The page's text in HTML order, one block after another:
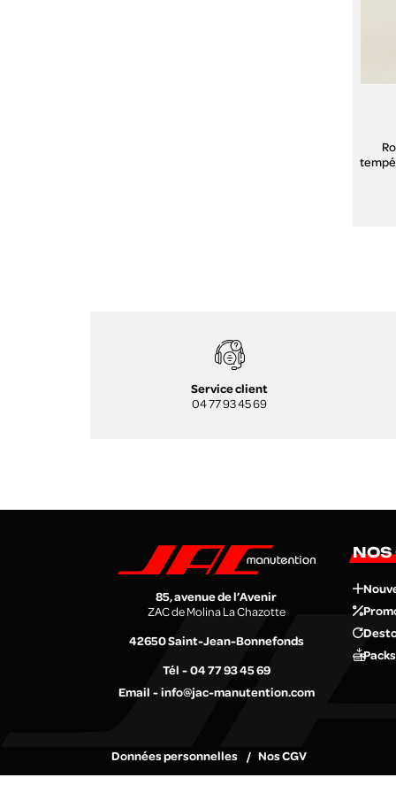
Service client
04 77 93 45 69
85, avenue de l’Avenir
ZAC de Molina La Chazotte
42650Saint-Jean-Bonnefonds
Tél
04 77 93 45 69
Email
info@jac-manutention.com
NOS
Packs
Données personnelles Nos CGV